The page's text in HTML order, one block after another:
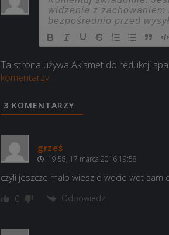
Ta strona używa Akismet do redukcji
komentarzy.
3 KOMENTARZY
grześ
19:58, 17 marca 2016 19:58
czyli jeszcze mało wiesz o wocie wot sam
0 Odpowiedz